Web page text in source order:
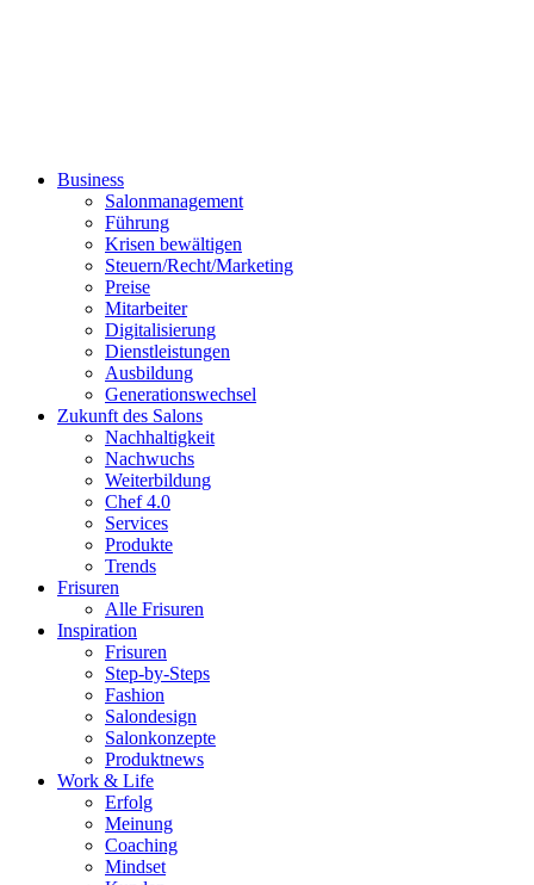
Business
Salonmanagement
Führung
Krisen bewältigen
Steuern/Recht/Marketing
Preise
Mitarbeiter
Digitalisierung
Dienstleistungen
Ausbildung
Generationswechsel
Zukunft des Salons
Nachhaltigkeit
Nachwuchs
Weiterbildung
Chef 4.0
Services
Produkte
Trends
Frisuren
Alle Frisuren
Inspiration
Frisuren
Step-by-Steps
Fashion
Salondesign
Salonkonzepte
Produktnews
Work & Life
Erfolg
Meinung
Coaching
Mindset